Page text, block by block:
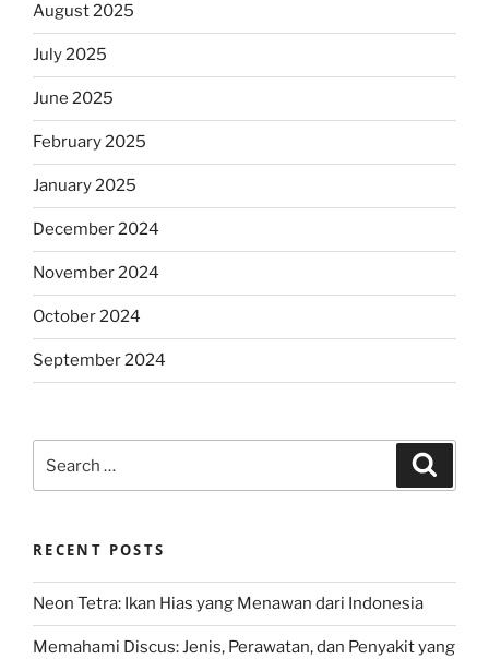
August 2025
July 2025
June 2025
February 2025
January 2025
December 2024
November 2024
October 2024
September 2024
for:
RECENT POSTS
Neon Tetra: Ikan Hias yang Menawan dari Indonesia
Memahami Discus: Jenis, Perawatan, dan Penyakit yang